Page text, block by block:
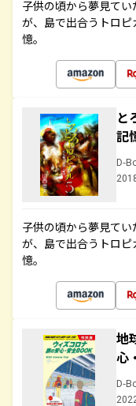
子供の頃から夢見て
が、島で出合うトロ
憶。
と
記
D-
子供の頃から夢見て
が、島で出合うトロ
憶。
地
心
D-